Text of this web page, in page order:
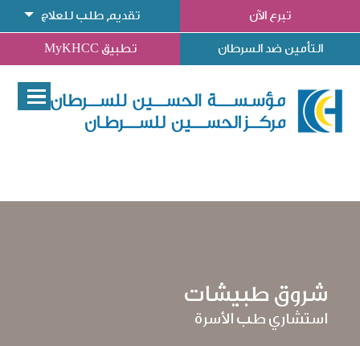
تبرع الآن تقديم طلب للعلاج
التأمين ضد السرطان تطبيق MyKHCC
شروق طبيشات
استشاري طب الأسرة